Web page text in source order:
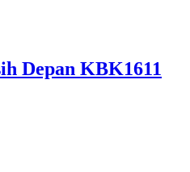
Depan KBK1611